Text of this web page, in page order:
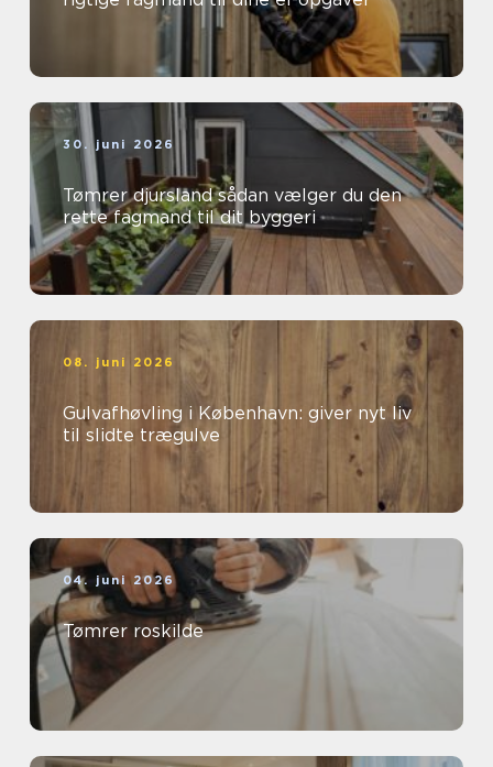
30. juni 2026
Tømrer djursland sådan vælger du den
rette fagmand til dit byggeri
08. juni 2026
Gulvafhøvling i København: giver nyt liv
til slidte trægulve
04. juni 2026
Tømrer roskilde